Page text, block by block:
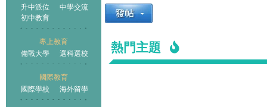
升中派位
中學交流
初中教育
專上教育
備戰大學
選科選校
國際教育
國際學校
海外留學
熱門主題